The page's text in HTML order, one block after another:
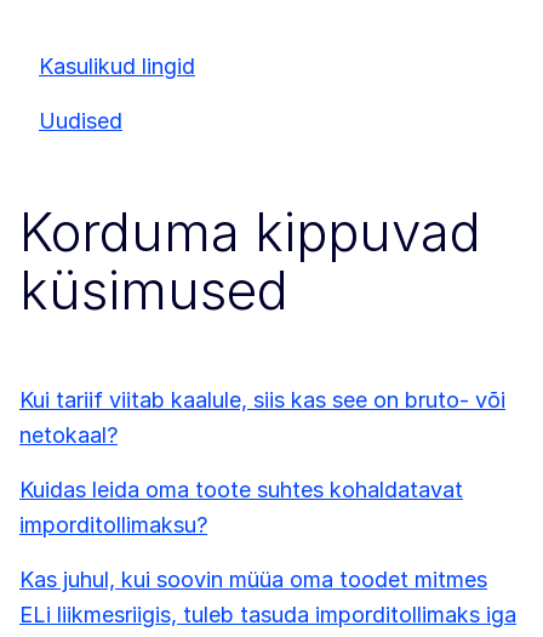
Kasulikud lingid
Uudised
Korduma kippuvad
küsimused
Kui tariif viitab kaalule, siis kas see on bruto- või
netokaal?
Kuidas leida oma toote suhtes kohaldatavat
imporditollimaksu?
Kas juhul, kui soovin müüa oma toodet mitmes
ELi liikmesriigis, tuleb tasuda imporditollimaks iga